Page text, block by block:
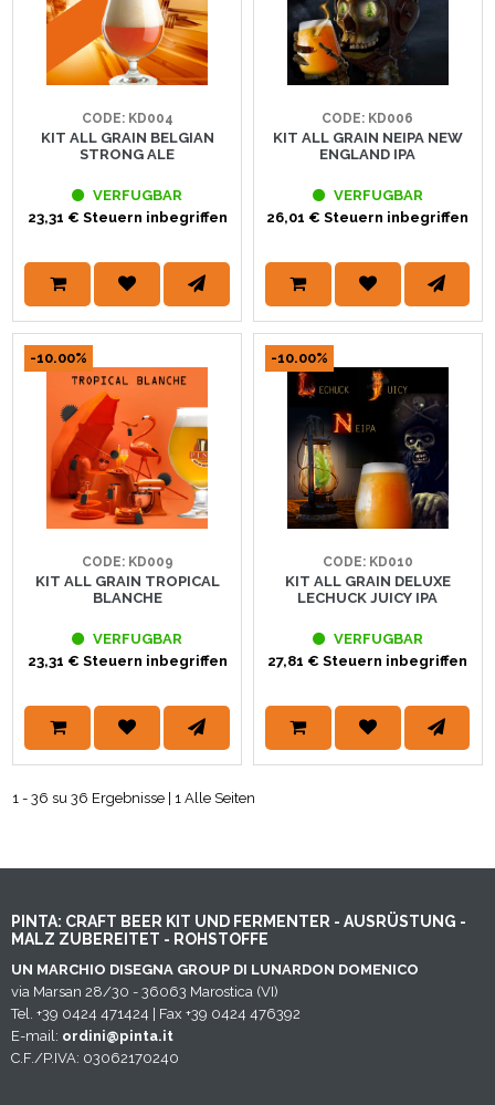
CODE: KD004
KIT ALL GRAIN BELGIAN
STRONG ALE
VERFUGBAR
23,31 € Steuern inbegriffen
CODE: KD006
KIT ALL GRAIN NEIPA NEW
ENGLAND IPA
VERFUGBAR
26,01 € Steuern inbegriffen
-10.00%
CODE: KD009
KIT ALL GRAIN TROPICAL
BLANCHE
VERFUGBAR
23,31 € Steuern inbegriffen
-10.00%
CODE: KD010
KIT ALL GRAIN DELUXE
LECHUCK JUICY IPA
VERFUGBAR
27,81 € Steuern inbegriffen
1 - 36 su 36 Ergebnisse | 1 Alle Seiten
PINTA: CRAFT BEER KIT UND FERMENTER - AUSRÜSTUNG -
MALZ ZUBEREITET - ROHSTOFFE
UN MARCHIO DISEGNA GROUP DI LUNARDON DOMENICO
via Marsan 28/30 - 36063 Marostica (VI)
Tel. +39 0424 471424 | Fax +39 0424 476392
E-mail: ordini@pinta.it
C.F./P.IVA: 03062170240